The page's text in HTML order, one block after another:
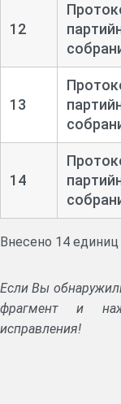
12
13
14
Внесено 14 единиц
Если Вы
фрагмент и
исправления!